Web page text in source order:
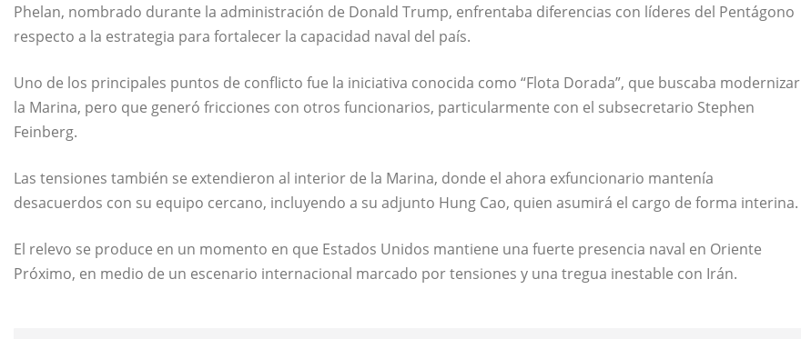
Phelan, nombrado durante la administración de Donald Trump, enfrentaba diferencias con líderes del Pentágono
respecto a la estrategia para fortalecer la capacidad naval del país.
Uno de los principales puntos de conflicto fue la iniciativa conocida como “Flota Dorada”, que buscaba modernizar
la Marina, pero que generó fricciones con otros funcionarios, particularmente con el subsecretario Stephen
Feinberg.
Las tensiones también se extendieron al interior de la Marina, donde el ahora exfuncionario mantenía
desacuerdos con su equipo cercano, incluyendo a su adjunto Hung Cao, quien asumirá el cargo de forma interina.
El relevo se produce en un momento en que Estados Unidos mantiene una fuerte presencia naval en Oriente
Próximo, en medio de un escenario internacional marcado por tensiones y una tregua inestable con Irán.